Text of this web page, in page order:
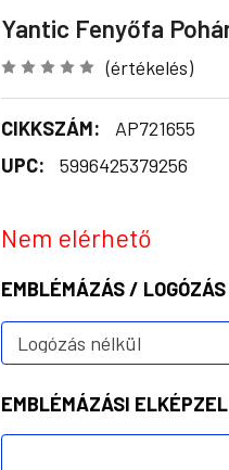
Yantic Fenyőfa
(értékelés)
CIKKSZÁM:
AP721655
UPC:
5996425379256
Nem elérhető
EMBLÉMÁZÁS /
EMBLÉMÁZÁSI